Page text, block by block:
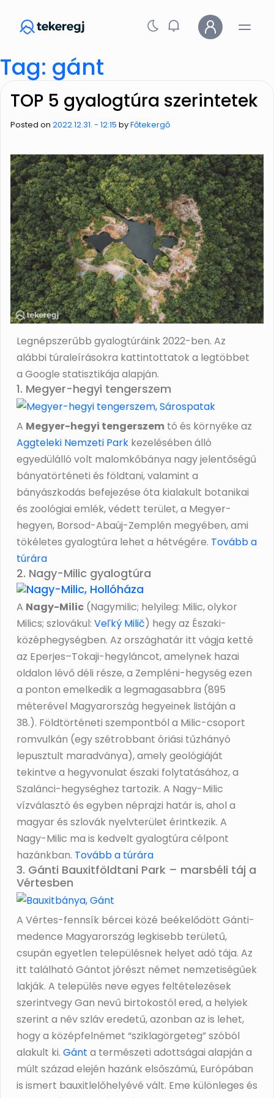
Tag: gánt
TOP 5 gyalogtúra szerintetek
Posted on 2022.12.31. - 12:15 byFőtekergő
Legnépszerűbb gyalogtúráink 2022-ben. Az
alábbi túraleírásokra kattintottatok a legtöbbet
a Google statisztikája alapján.
1. Megyer-hegyi tengerszem
A Megyer-hegyi tengerszem tó és környéke az
Aggteleki Nemzeti Park kezelésében álló
egyedülálló volt malomkőbánya nagy jelentőségű
bányatörténeti és földtani, valamint a
bányászkodás befejezése óta kialakult botanikai
és zoológiai emlék, védett terület, a Megyer-
hegyen, Borsod-Abaúj-Zemplén megyében, ami
tökéletes gyalogtúra lehet a hétvégére. Tovább a
túrára
2. Nagy-Milic gyalogtúra
A Nagy-Milic (Nagymilic; helyileg: Milic, olykor
Milics; szlovákul: Veľký Milič) hegy az Északi-
középhegységben. Az országhatár itt vágja ketté
az Eperjes–Tokaji-hegyláncot, amelynek hazai
oldalon lévő déli része, a Zempléni-hegység ezen
a ponton emelkedik a legmagasabbra (895
méterével Magyarország hegyeinek listáján a
38.). Földtörténeti szempontból a Milic-csoport
romvulkán (egy szétrobbant óriási tűzhányó
lepusztult maradványa), amely geológiáját
tekintve a hegyvonulat északi folytatásához, a
Szalánci-hegységhez tartozik. A Nagy-Milic
vízválasztó és egyben néprajzi határ is, ahol a
magyar és szlovák nyelvterület érintkezik. A
Nagy-Milic ma is kedvelt gyalogtúra célpont
hazánkban. Tovább a túrára
3. Gánti Bauxitföldtani Park – marsbéli táj a
Vértesben
A Vértes-fennsík bércei közé beékelődött Gánti-
medence Magyarország legkisebb területű,
csupán egyetlen településnek helyet adó tája. Az
itt található Gántot jórészt német nemzetiségűek
lakják. A település neve egyes feltételezések
szerintvegy Gan nevű birtokostól ered, a helyiek
szerint a név szláv eredetű, azonban az is lehet,
hogy a középfelnémet “sziklagörgeteg” szóból
alakult ki. Gánt a természeti adottságai alapján a
múlt század elején hazánk elsőszámú, Európában
is ismert bauxitlelőhelyévé vált. Eme különleges és